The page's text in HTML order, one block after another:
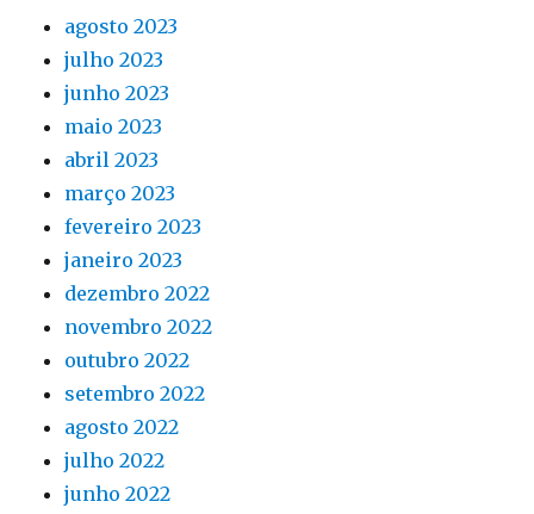
agosto 2023
julho 2023
junho 2023
maio 2023
abril 2023
março 2023
fevereiro 2023
janeiro 2023
dezembro 2022
novembro 2022
outubro 2022
setembro 2022
agosto 2022
julho 2022
junho 2022